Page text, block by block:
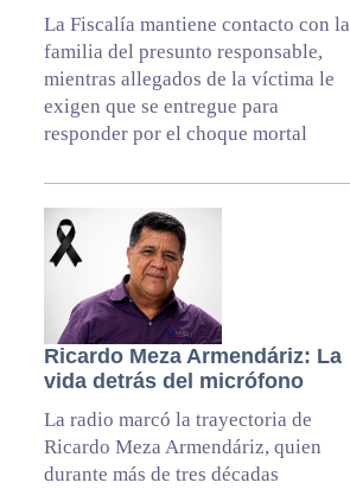
La Fiscalía mantiene contacto con la
familia del presunto responsable,
mientras allegados de la víctima le
exigen que se entregue para
responder por el choque mortal
Ricardo Meza Armendáriz: La
vida detrás del micrófono
La radio marcó la trayectoria de
Ricardo Meza Armendáriz, quien
durante más de tres décadas